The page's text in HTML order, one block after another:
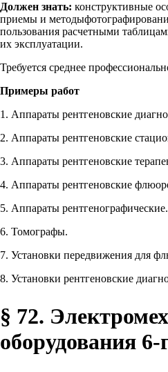
Должен знать: конструктивные
приемы и
пользования расчетными
их эксплуатации.
Требуется среднее
Примеры работ
1. Аппараты рентгеновские
2. Аппараты рентгеновские
3. Аппараты рентгеновские
4. Аппараты рентгеновские
5. Аппараты рентгенографические.
6. Томографы.
7. Установки передвижения для
8. Установки рентгеновские
§ 72.
оборудования 6-